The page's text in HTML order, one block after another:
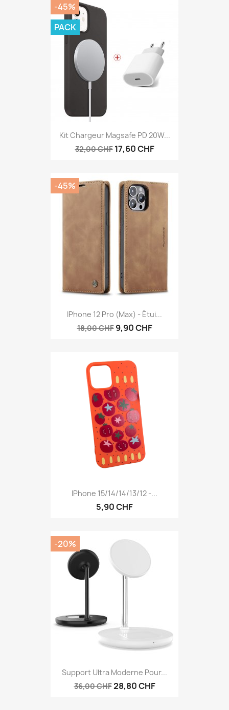
Kit Chargeur Magsafe PD 20W...
32,00 CHF 17,60 CHF
-45%
PACK
IPhone 12 Pro (Max) - Étui...
18,00 CHF 9,90 CHF
-45%
IPhone 15/14/14/13/12 -...
5,90 CHF
Support Ultra Moderne Pour...
36,00 CHF28,80 CHF
-20%